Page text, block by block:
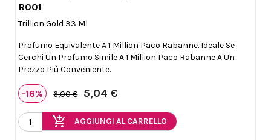
R001
Trillion Gold 33 Ml
Profumo Equivalente A 1 Million Paco Rabanne. Ideale Se
Cerchi Un Profumo Simile A 1 Million Paco Rabanne A Un
Prezzo Più Conveniente.
-16% 6,00 € 5,04 €
add_shopping_cart AGGIUNGI AL CARRELLO